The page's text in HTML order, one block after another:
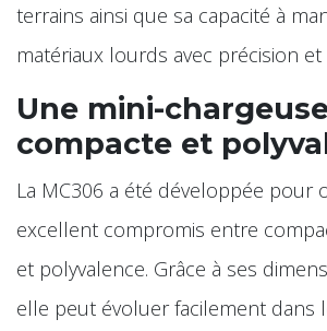
terrains ainsi que sa capacité à
matériaux lourds avec précision et
Une mini-
compacte et
La MC306 a été développée pour
excellent compromis entre
et polyvalence. Grâce à ses
elle peut évoluer facilement dans